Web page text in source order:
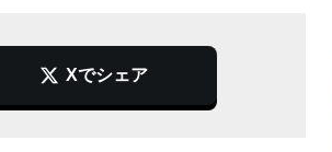
Xでシェア